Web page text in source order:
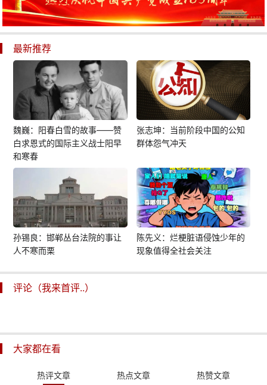
最新推荐
魏巍：阳春白雪的故事——赞
白求恩式的国际主义战士阳早
和寒春
张志坤：当前阶段中国的公知
群体怨气冲天
孙锡良：邯郸丛台法院的事让
人不寒而栗
陈先义：烂梗脏语侵蚀少年的
现象值得全社会关注
评论（我来首评..）
大家都在看
热评文章 热点文章 热赞文章